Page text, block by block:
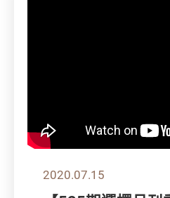
2020.07.15